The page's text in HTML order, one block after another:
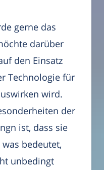
gerne das
darüber
den Einsatz
Technologie für
wird.
der
ist, dass sie
bedeutet,
unbedingt